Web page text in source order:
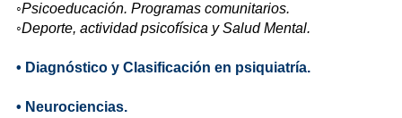
◦Psicoeducación. Programas comunitarios.
◦Deporte, actividad psicofísica y Salud Mental.
• Diagnóstico y Clasificación en psiquiatría.
• Neurociencias.